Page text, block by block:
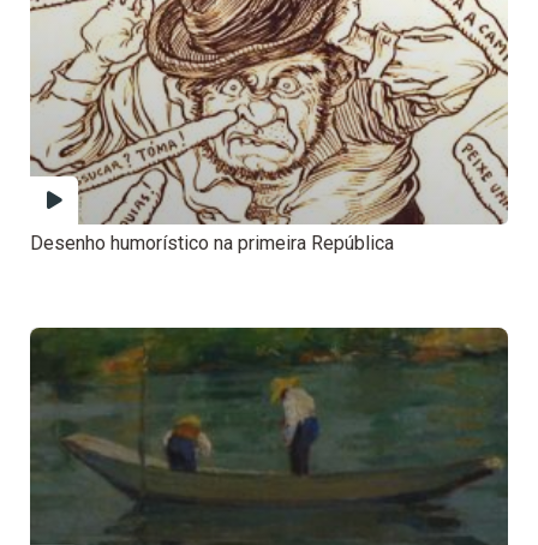
Desenho humorístico na primeira República